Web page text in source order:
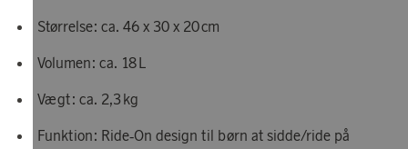
Størrelse: ca. 46 x 30 x 20 cm
Volumen: ca. 18 L
Vægt: ca. 2,3 kg
Funktion: Ride‑On design til børn at sidde/ride på